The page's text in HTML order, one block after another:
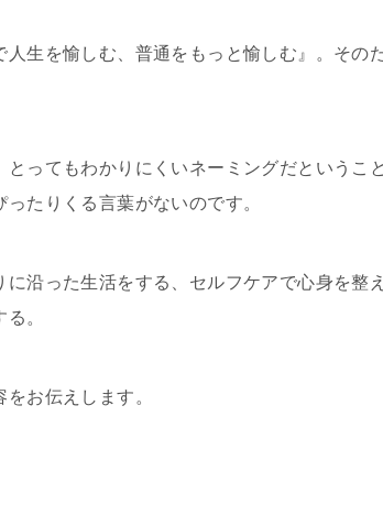
人生を愉しむ、普通をもっと愉しむ』。その
とってもわかりにくいネーミングだというこ
たりくる言葉がないのです。
沿った生活をする、セルフケアで心身を整
。
お伝えします。